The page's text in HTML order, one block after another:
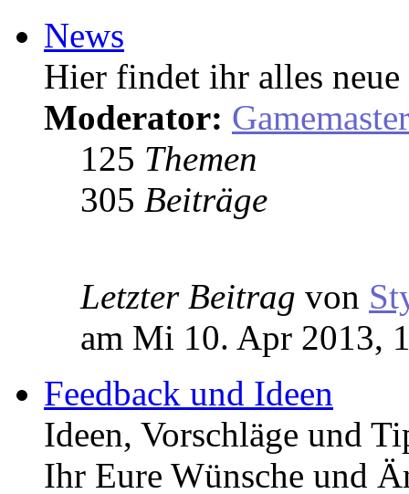
News
Hier findet ihr alles
Moderator: Gamemaster
125 Themen
305 Beiträge
Letzter Beitrag von
am Mi 10. Apr 2013,
Feedback und Ideen
Ideen, Vorschläge und
Ihr Eure Wünsche und